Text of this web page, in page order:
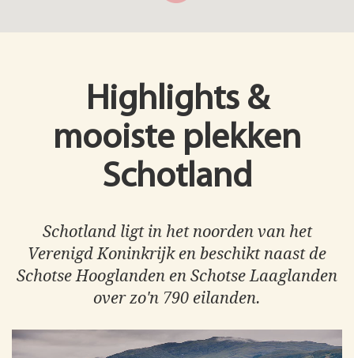
Highlights &
mooiste plekken
Schotland
Schotland ligt in het noorden van het
Verenigd Koninkrijk en beschikt naast de
Schotse Hooglanden en Schotse Laaglanden
over zo'n 790 eilanden.